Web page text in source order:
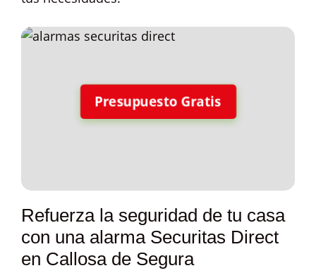
Presupuesto Gratis
Refuerza la seguridad de tu casa
con una alarma Securitas Direct
en Callosa de Segura